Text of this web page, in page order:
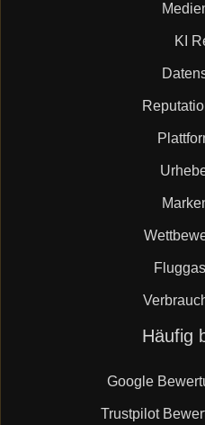
KI
Häufig
Google
Trustpilot